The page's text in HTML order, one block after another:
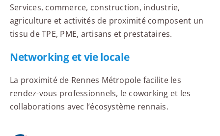
Services, commerce, construction, industrie,
agriculture et activités de proximité composent un
tissu de TPE, PME, artisans et prestataires.
Networking et vie locale
La proximité de Rennes Métropole facilite les
rendez-vous professionnels, le coworking et les
collaborations avec l’écosystème rennais.